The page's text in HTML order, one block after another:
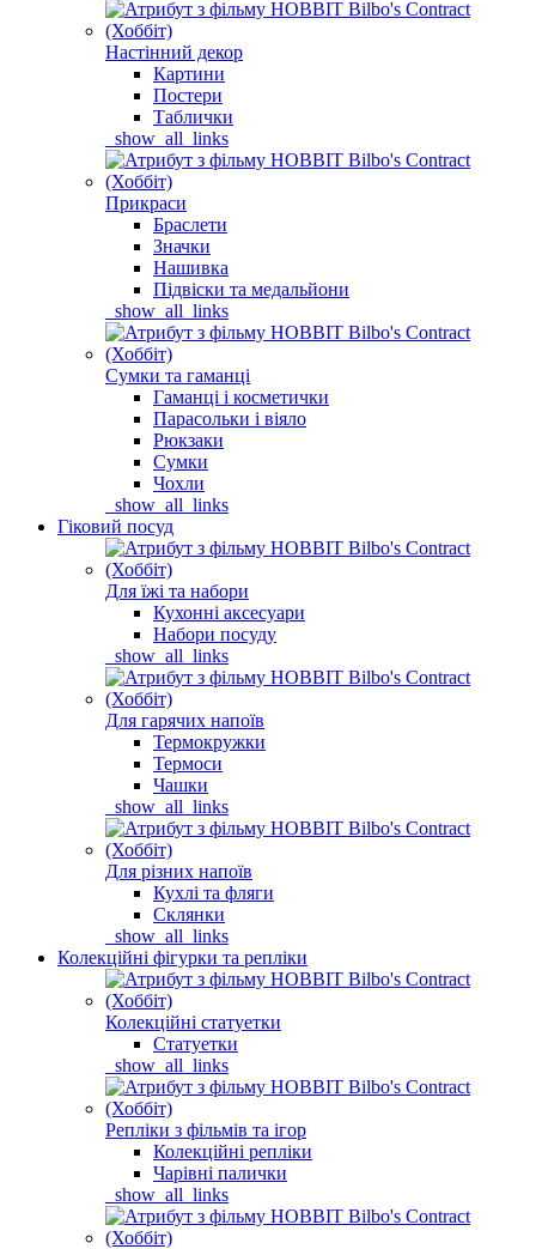
Настінний декор
Картини
Постери
Таблички
_show_all_links
Прикраси
Браслети
Значки
Нашивка
Підвіски та медальйони
_show_all_links
Сумки та гаманці
Гаманці і косметички
Парасольки і віяло
Рюкзаки
Сумки
Чохли
_show_all_links
Гіковий посуд
Для їжі та набори
Кухонні аксесуари
Набори посуду
_show_all_links
Для гарячих напоїв
Термокружки
Термоси
Чашки
_show_all_links
Для різних напоїв
Кухлі та фляги
Склянки
_show_all_links
Колекційні фігурки та репліки
Колекційні статуетки
Статуетки
_show_all_links
Репліки з фільмів та ігор
Колекційні репліки
Чарівні палички
_show_all_links